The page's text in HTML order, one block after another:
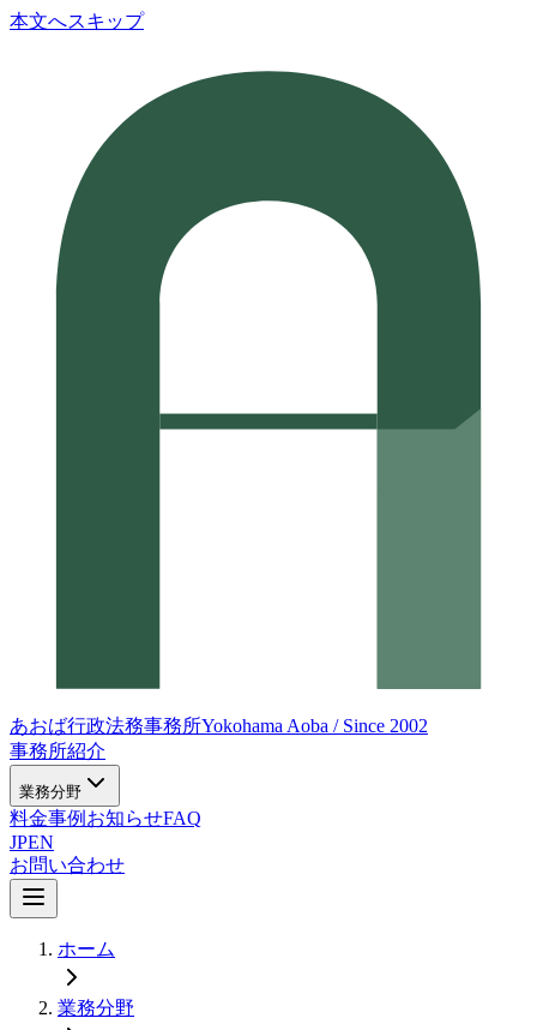
本文へスキップ
あおば行政法務事務所Yokohama Aoba / Since 2002
事務所紹介
業務分野
料金事例 お知らせFAQ
JPEN
お問い合わせ
ホーム
業務分野